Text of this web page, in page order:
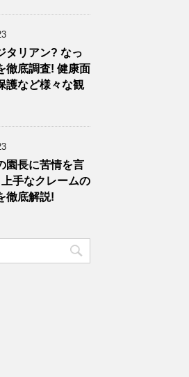
タリアン? なっ
徹底調査! 健康面
護など様々な観
園長に苦情を言
手なクレームの
徹底解説!